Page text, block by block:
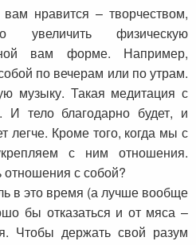
нравится – творчеством,
увеличить физическую
вам форме. Например,
по вечерам или по утрам.
музыку. Такая медитация с
И тело благодарно будет, и
легче. Кроме того, когда мы с
с ним отношения.
с собой?
в это время (а лучше вообще
бы отказаться и от мяса –
Чтобы держать свой разум